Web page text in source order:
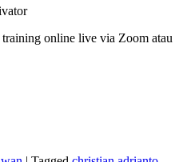
online live via Zoom atau